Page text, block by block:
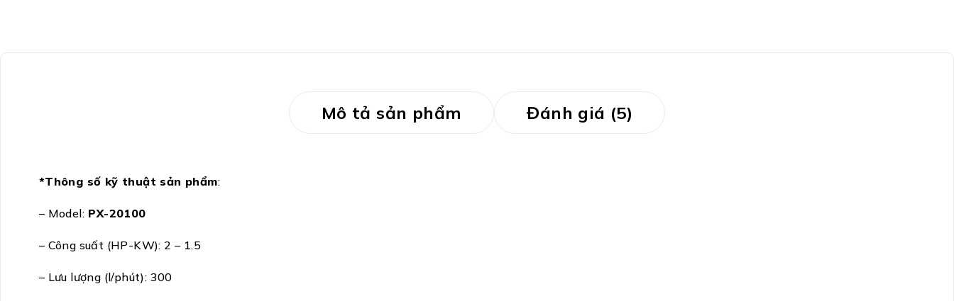
Mô tả sản phẩm Đánh giá (5)
*Thông số kỹ thuật sản phẩm:
– Model:PX-20100
– Công suất (HP-KW): 2 – 1.5
– Lưu lượng (l/phút): 300